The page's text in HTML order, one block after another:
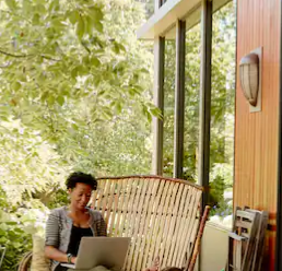
prema gore i prema dolje,